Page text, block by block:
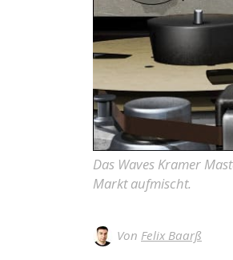
Das Waves Kramer
Markt aufmischt.
Von Felix Baarß